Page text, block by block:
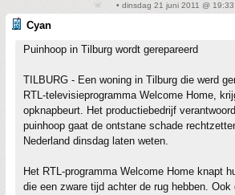
• dinsdag 21 juni 2011 @ 19:33
Cyan
Puinhoop in Tilburg wordt gerepareerd
TILBURG - Een woning in Tilburg die werd
RTL-televisieprogramma Welcome Home,
opknapbeurt. Het productiebedrijf
puinhoop gaat de ontstane schade
Nederland dinsdag laten weten.
Het RTL-programma Welcome Home knapt
die een zware tijd achter de rug hebben.